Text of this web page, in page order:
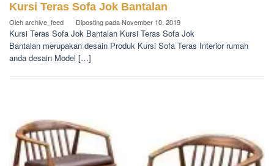
Kursi Teras Sofa Jok Bantalan
Oleharchive_feed Diposting padaNovember 10, 2019
Kursi Teras Sofa Jok Bantalan Kursi Teras Sofa Jok
Bantalan merupakan desain Produk Kursi Sofa Teras Interior rumah
anda desain Model […]